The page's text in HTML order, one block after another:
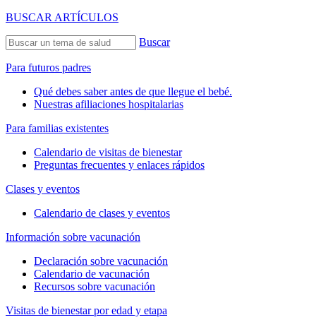
BUSCAR ARTÍCULOS
Buscar
Para futuros padres
Qué debes saber antes de que llegue el bebé.
Nuestras afiliaciones hospitalarias
Para familias existentes
Calendario de visitas de bienestar
Preguntas frecuentes y enlaces rápidos
Clases y eventos
Calendario de clases y eventos
Información sobre vacunación
Declaración sobre vacunación
Calendario de vacunación
Recursos sobre vacunación
Visitas de bienestar por edad y etapa